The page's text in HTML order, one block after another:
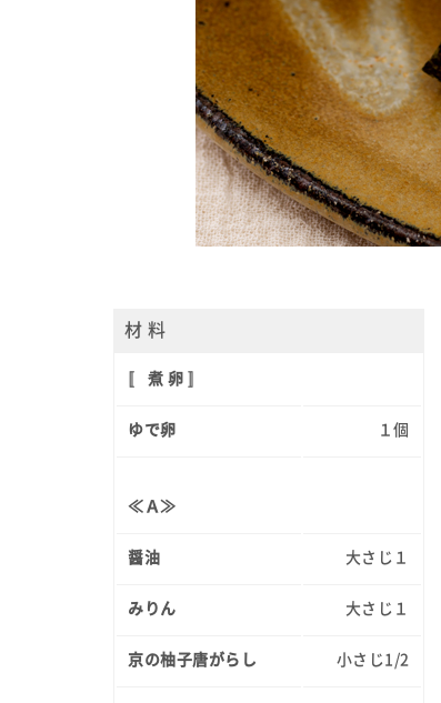
材 料
〚 煮 卵 〛
ゆで卵 １個
≪Ａ≫
醤油 大さじ１
みりん 大さじ１
京の柚子唐がらし 小さじ1/2